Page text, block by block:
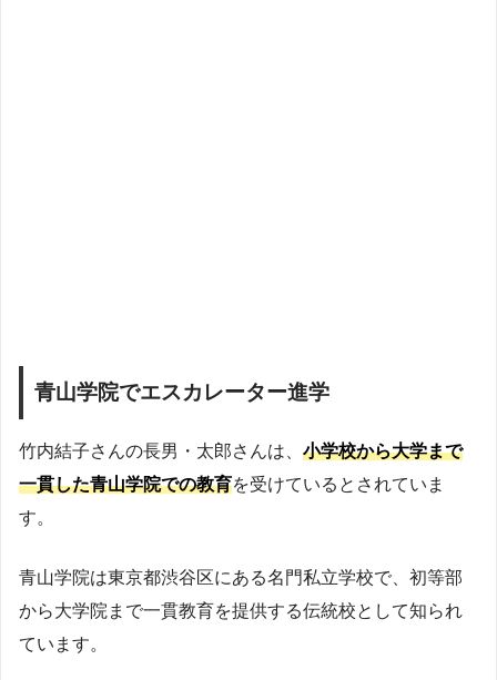
青山学院でエスカレーター進学
竹内結子さんの長男・太郎さんは、 小学校から大学まで
一貫した青山学院での教育を受けているとされていま
す。
青山学院は東京都渋谷区にある名門私立学校で、初等部
から大学院まで一貫教育を提供する伝統校として知られ
ています。